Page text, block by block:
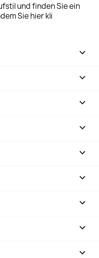
und finden Sie ein
Sie hier kli








keyboard_arrow_down